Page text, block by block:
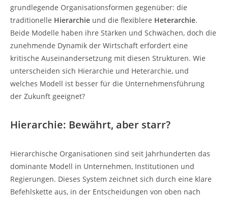
grundlegende Organisationsformen gegenüber: die
traditionelle Hierarchie und die flexiblere Heterarchie.
Beide Modelle haben ihre Stärken und Schwächen, doch die
zunehmende Dynamik der Wirtschaft erfordert eine
kritische Auseinandersetzung mit diesen Strukturen. Wie
unterscheiden sich Hierarchie und Heterarchie, und
welches Modell ist besser für die Unternehmensführung
der Zukunft geeignet?
Hierarchie: Bewährt, aber starr?
Hierarchische Organisationen sind seit Jahrhunderten das
dominante Modell in Unternehmen, Institutionen und
Regierungen. Dieses System zeichnet sich durch eine klare
Befehlskette aus, in der Entscheidungen von oben nach